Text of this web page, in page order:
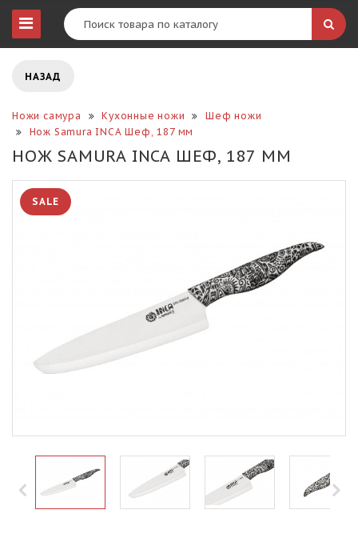
НАЗАД
Ножи самура Кухонные ножи
Шеф ножи
Нож Samura INCA Шеф, 187 мм
НОЖ SAMURA INCA ШЕФ, 187 ММ
SALE